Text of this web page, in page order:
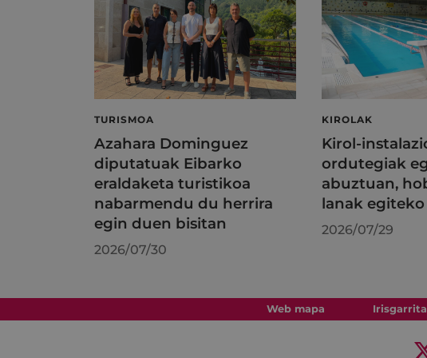
TURISMOA
Azahara Dominguez
diputatuak Eibarko
eraldaketa turistikoa
nabarmendu du herrira
egin duen bisitan
2026/07/30
KIROLAK
Kirol-
ordutegiak
abuztuan,
lanak egiteko
2026/07/29
Web mapa